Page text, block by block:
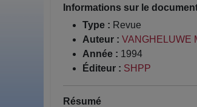
Informations sur le
Type : Revue
Auteur : VANGHELUWE
Année : 1994
Éditeur : SHPP
Résumé